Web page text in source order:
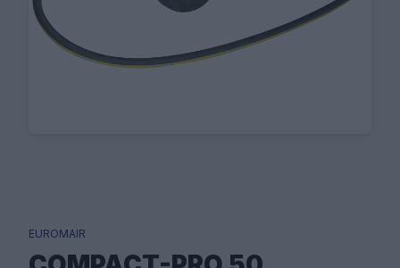
EUROMAIR